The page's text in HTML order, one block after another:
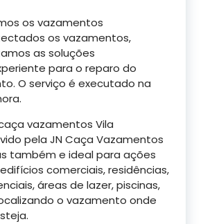
os vazamentos
os vazamentos,
as soluções
para o reparo do
O serviço é executado na
vazamentos Vila
pela JN Caça Vazamentos
também e ideal para ações
comerciais, residências,
áreas de lazer, piscinas,
o vazamento onde